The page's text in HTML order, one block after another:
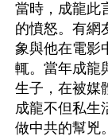
當時，成龍此
的憤怒。有網
象與他在電影
輒。當年成龍
生子，在被媒
成龍不但私生
做中共的幫兇